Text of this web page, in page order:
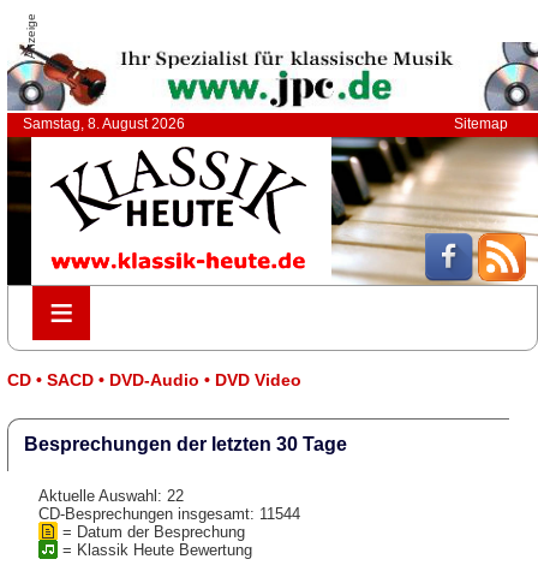
Anzeige
Samstag, 8. August 2026 Sitemap
≡
≡
CD • SACD • DVD-Audio • DVD Video
Besprechungen der letzten 30 Tage
Aktuelle Auswahl: 22
CD-Besprechungen insgesamt: 11544
= Datum der Besprechung
= Klassik Heute Bewertung